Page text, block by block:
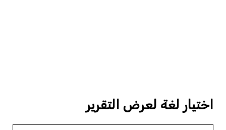
اختيار لغة لعرض التقرير